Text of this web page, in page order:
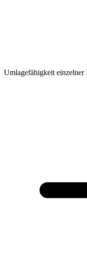
Umlagefähigkeit einzelner